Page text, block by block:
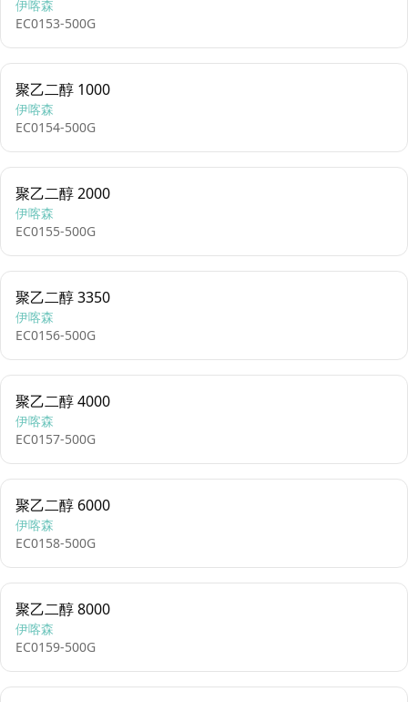
伊喀森
EC0153-500G
聚乙二醇 1000
伊喀森
EC0154-500G
聚乙二醇 2000
伊喀森
EC0155-500G
聚乙二醇 3350
伊喀森
EC0156-500G
聚乙二醇 4000
伊喀森
EC0157-500G
聚乙二醇 6000
伊喀森
EC0158-500G
聚乙二醇 8000
伊喀森
EC0159-500G